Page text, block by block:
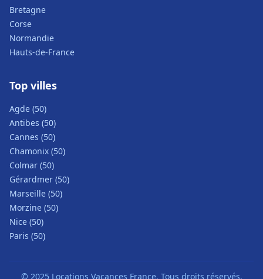
Bretagne
Corse
Normandie
Hauts-de-France
Top villes
Agde (50)
Antibes (50)
Cannes (50)
Chamonix (50)
Colmar (50)
Gérardmer (50)
Marseille (50)
Morzine (50)
Nice (50)
Paris (50)
© 2025 Locations Vacances France. Tous droits réservés.